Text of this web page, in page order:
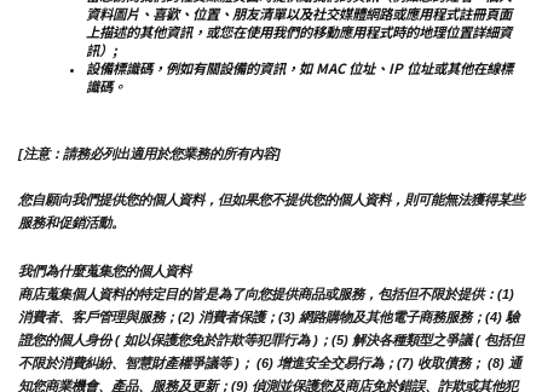
資料圖片、喜歡、位置、朋友清單以及社交媒體網路或應用程式註冊頁面
上描述的其他資訊，或您在使用我們的移動應用程式時的地理位置詳細資
訊）;
設備標識碼，例如有關設備的資訊，如 MAC 位址、IP 位址或其他在線標
識碼。
[注意：請務必列出適用於您業務的所有內容]
您自願向我們提供您的個人資料，但如果您不提供您的個人資料，則可能無法獲得某些
服務和促銷活動。
我們為什麼蒐集您的個人資料
商店蒐集個人資料的特定目的皆是為了向您提供商品或服務，包括但不限於提供：(1)
消費者、客戶管理與服務；(2) 消費者保護；(3) 網路購物及其他電子商務服務；(4) 驗
證您的個人身份 ( 如以保護您免於詐欺等犯罪行為 )；(5) 解決各種類型之爭議 ( 包括但
不限於消費糾紛、智慧財產權爭議等 )； (6) 增進安全交易行為；(7) 收取債務； (8) 通
知您商業機會、產品、服務及更新；(9) 偵測並保護您及商店免於錯誤、詐欺或其他犯